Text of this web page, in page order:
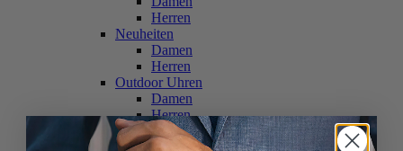
Herren
Neuheiten
Damen
Herren
Outdoor Uhren
Damen
Herren
Schweizer Uhren
Damen